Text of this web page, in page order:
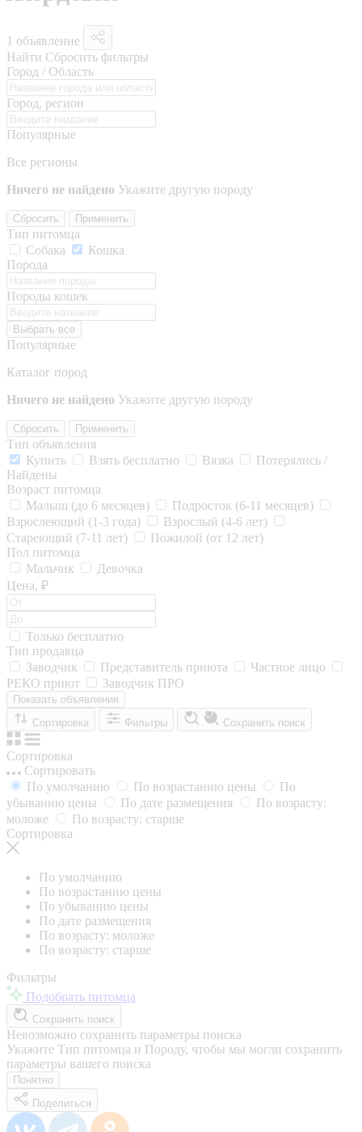
1 объявление
Найти Сбросить фильтры
Город / Область
Город, регион
Популярные
Все регионы
Ничего не найдено Укажите другую породу
Сбросить Применить
Тип питомца
Собака
Кошка
Порода
Породы кошек
Выбрать все
Популярные
Каталог пород
Ничего не найдено Укажите другую породу
Сбросить Применить
Тип объявления
Купить
Взять бесплатно Вязка
Потерялись /
Найдены
Возраст питомца
Малыш (до 6 месяцев)
Подросток (6-11 месяцев)
Взрослеющий (1-3 года)
Взрослый (4-6 лет)
Стареющий (7-11 лет)
Пожилой (от 12 лет)
Пол питомца
Мальчик
Девочка
Цена, ₽
Только бесплатно
Тип продавца
Заводчик
Представитель приюта
Частное лицо
РЕКО приют
Заводчик ПРО
Показать объявления
Сортировка
Фильтры Сохранить поиск
Сортировка
Сортировать
По умолчанию
По возрастанию цены
По
убыванию цены
По дате размещения
По возрасту:
моложе
По возрасту: старше
Сортировка
По умолчанию
По возрастанию цены
По убыванию цены
По дате размещения
По возрасту: моложе
По возрасту: старше
Фильтры
Подобрать питомца
Сохранить поиск
Невозможно сохранить параметры поиска
Укажите Тип питомца и Породу, чтобы мы могли сохранить
параметры вашего поиска
Понятно
Поделиться